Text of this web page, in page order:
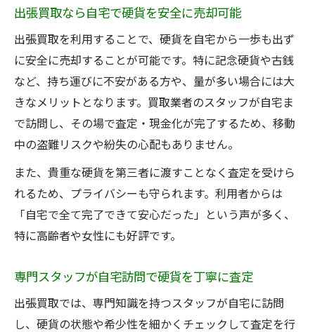
コツ
保存状態が良い硬貨は出張買取で高評価が
狙える
査定前の準備で硬貨の出張買取価格を上げ
る方法
信頼できる出張買取業者選びの重要なポイ
出張買取の申込みタイミングが高額査定の
鍵に
強み
出張買取はコレクターズコインにも対応可
出張買取なら自宅で硬貨を安全に売却可能
出張買取を利用することで、硬貨を自宅から一歩も出ず
に安全に売却することが可能です。特に記念硬貨や古銭
など、持ち運びに不安がある方や、量が多い場合には大
きなメリットとなります。買取業者のスタッフが自宅ま
で訪問し、その場で査定・現金化が完了するため、移動
中の盗難リスクや紛失の心配もありません。
また、貴重な硬貨を第三者に渡すことなく査定を受けら
れるため、プライバシーも守られます。利用者からは
「自宅で全て完了できて安心だった」という声が多く、
特に高齢者や女性にも好評です。
専門スタッフが自宅訪問で硬貨を丁寧に査定
出張買取では、専門知識を持つスタッフが自宅に訪問
し、硬貨の状態や希少性を細かくチェックして査定を行